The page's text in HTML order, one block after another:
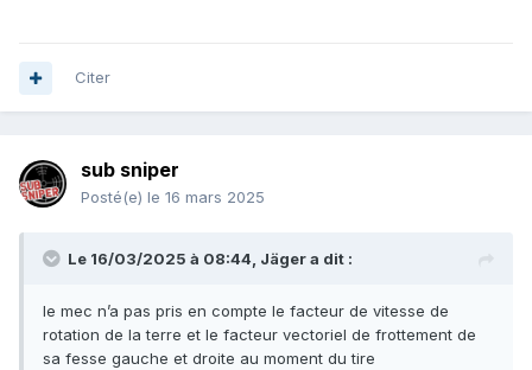
Citer
sub sniper
Posté(e) le 16 mars 2025
Le 16/03/2025 à 08:44, Jägera dit :
le mec n’a pas pris en compte le facteur de vitesse de
rotation de la terre et le facteur vectoriel de frottement de
sa fesse gauche et droite au moment du tire